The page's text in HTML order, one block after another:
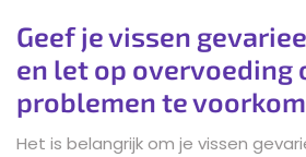
Geef je vissen
en let op overvoeding
problemen te
Het is belangrijk om je vissen